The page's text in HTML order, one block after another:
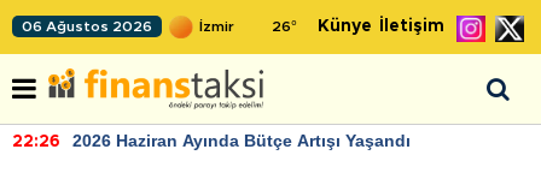
06 Ağustos 2026 26° Künye İletişim
22:26 2026 Haziran Ayında Bütçe Artışı Yaşandı